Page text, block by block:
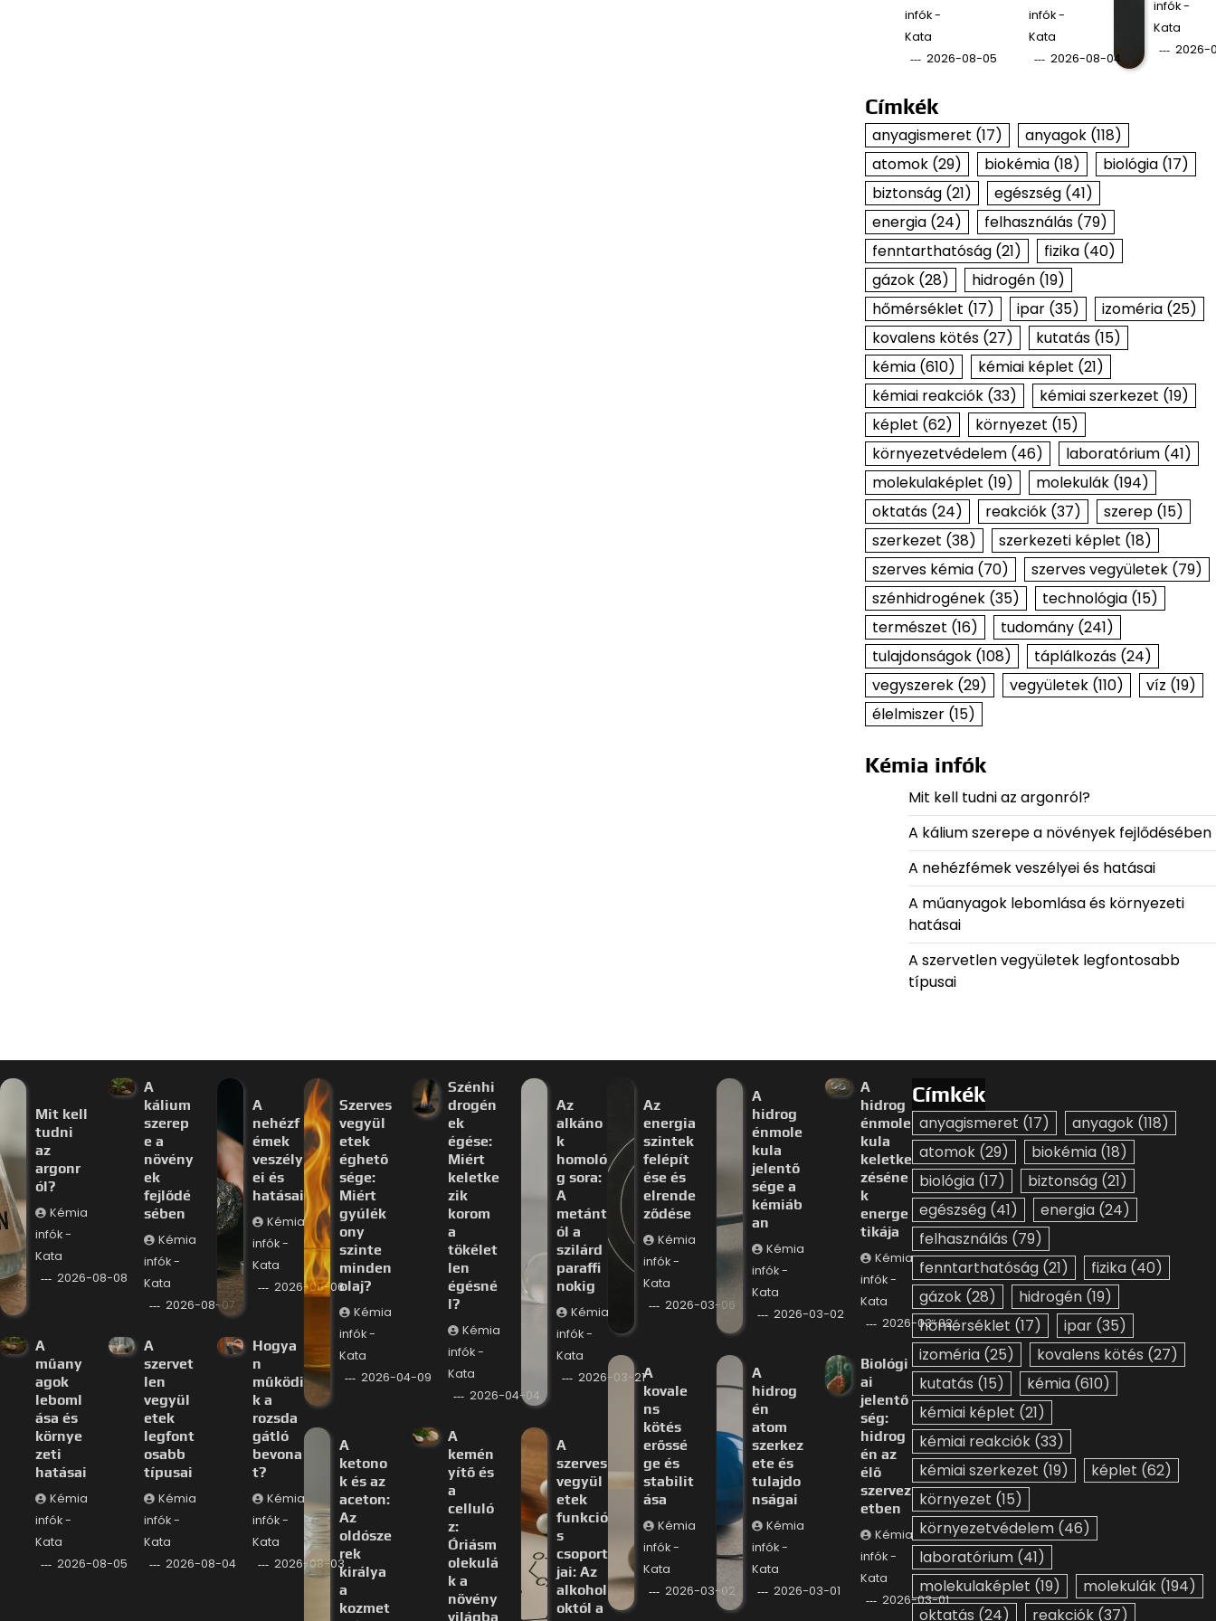
infók -
Kata
2026-08-05
infók -
Kata
2026-08-04
infók -
Kata
2026-
Címkék
anyagismeret (17) anyagok(118)
atomok(29) biokémia(18) biológia(17)
biztonság(21) egészség(41)
energia(24) felhasználás(79)
fenntarthatóság(21) fizika(40)
gázok(28) hidrogén(19)
hőmérséklet (17) ipar(35) izoméria(25)
kovalens kötés(27) kutatás(15)
kémia(610) kémiai képlet (21)
kémiai reakciók(33) kémiai szerkezet (19)
képlet (62) környezet (15)
környezetvédelem(46) laboratórium(41)
molekulaképlet (19) molekulák(194)
oktatás(24) reakciók(37) szerep(15)
szerkezet (38) szerkezeti képlet (18)
szerves kémia(70) szerves vegyületek(79)
szénhidrogének(35) technológia(15)
természet (16) tudomány(241)
tulajdonságok(108) táplálkozás(24)
vegyszerek(29) vegyületek(110) víz (19)
élelmiszer(15)
Kémia infók
Mit kell tudni az argonról?
A kálium szerepe a növények fejlődésében
A nehézfémek veszélyei és hatásai
A műanyagok lebomlása és környezeti
hatásai
A szervetlen vegyületek legfontosabb
típusai
Mit kell
tudni
az
argonr
ól?
Kémia
infók -
Kata
2026-08-08
A
kálium
szerep
e a
növény
ek
fejlődé
sében
Kémia
infók -
Kata
2026-08-07
A
nehézf
émek
veszély
ei és
hatásai
Kémia
infók -
Kata
2026-08-06
A
műany
agok
leboml
ása és
környe
zeti
hatásai
Kémia
infók -
Kata
2026-08-05
A
szervet
len
vegyül
etek
legfont
osabb
típusai
Kémia
infók -
Kata
2026-08-04
Hogya
n
működi
k a
rozsda
gátló
bevona
t?
Kémia
infók -
Kata
2026-08-03
Szerves
vegyül
etek
éghető
sége:
Miért
gyúlék
ony
szinte
minden
olaj?
Kémia
infók -
Kata
2026-04-09
Szénhi
drogén
ek
égése:
Miért
keletke
zik
korom
a
tökélet
len
égésné
l?
Kémia
infók -
Kata
2026-04-04
Az
alkáno
k
homoló
g sora:
A
metánt
ól a
szilárd
paraffi
nokig
Kémia
infók -
Kata
2026-03-21
A
ketono
k és az
aceton:
Az
oldósze
rek
királya
a
kozmet
A
kemén
yítő és
a
celluló
z:
Óriásm
olekulá
k a
növény
világba
A
szerves
vegyül
etek
funkció
s
csoport
jai: Az
alkohol
októl a
Az
energia
szintek
felépít
ése és
elrende
ződése
Kémia
infók -
Kata
2026-03-06
A
hidrog
énmole
kula
jelentő
sége a
kémiáb
an
Kémia
infók -
Kata
2026-03-02
A
hidrog
énmole
kula
keletke
zéséne
k
energe
tikája
Kémia
infók -
Kata
2026-03-02
A
kovale
ns
kötés
erőssé
ge és
stabilit
ása
Kémia
infók -
Kata
2026-03-02
A
hidrog
én
atom
szerkez
ete és
tulajdo
nságai
Kémia
infók -
Kata
2026-03-01
Biológi
ai
jelentő
ség:
hidrog
én az
élő
szervez
etben
Kémia
infók -
Kata
2026-03-01
Címkék
anyagismeret (17) anyagok (118)
atomok (29) biokémia (18)
biológia (17) biztonság (21)
egészség (41) energia (24)
felhasználás (79)
fenntarthatóság (21) fizika (40)
gázok (28) hidrogén (19)
hőmérséklet (17) ipar (35)
izoméria (25) kovalens kötés (27)
kutatás (15) kémia (610)
kémiai képlet (21)
kémiai reakciók (33)
kémiai szerkezet (19) képlet (62)
környezet (15)
környezetvédelem (46)
laboratórium (41)
molekulaképlet (19) molekulák (194)
oktatás (24) reakciók (37)